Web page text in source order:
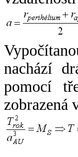
nachází
pomocí
zobrazená